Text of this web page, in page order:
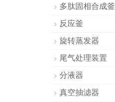
多肽固相合成釜
反应釜
旋转蒸发器
尾气处理装置
分液器
真空抽滤器